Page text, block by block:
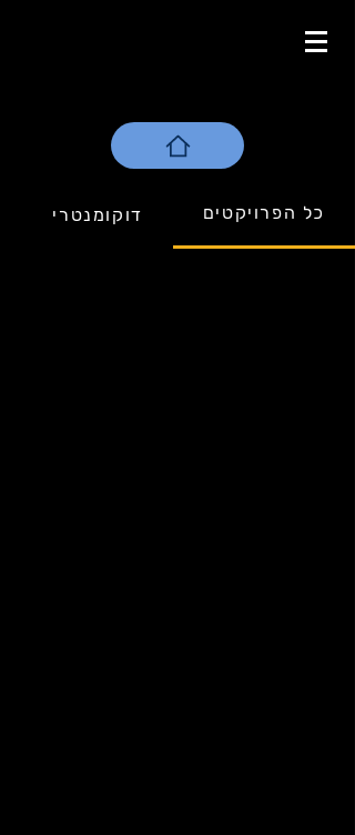
כל הפרויקטים דוקומנטרי